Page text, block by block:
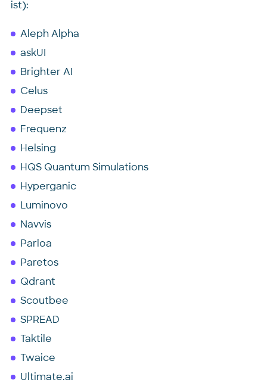
ist):
Aleph Alpha
askUI
Brighter AI
Celus
Deepset
Frequenz
Helsing
HQS Quantum Simulations
Hyperganic
Luminovo
Navvis
Parloa
Paretos
Qdrant
Scoutbee
SPREAD
Taktile
Twaice
Ultimate.ai